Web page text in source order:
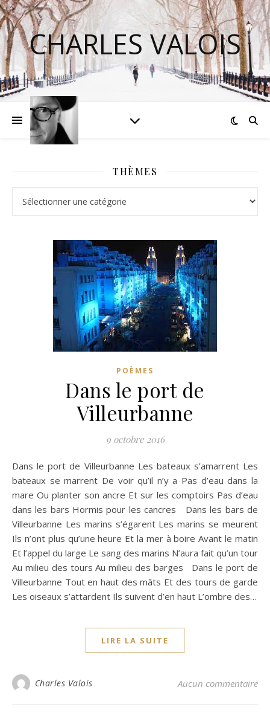
CHARLES VALOIS
THÈMES
POÈMES
Dans le port de
Villeurbanne
9 octobre 2016
Dans le port de Villeurbanne Les bateaux s’amarrent Les
bateaux se marrent De voir qu’il n’y a Pas d’eau dans la
mare Ou planter son ancre Et sur les comptoirs Pas d’eau
dans les bars Hormis pour les cancres Dans les bars de
Villeurbanne Les marins s’égarent Les marins se meurent
Ils n’ont plus qu’une heure Et la mer à boire Avant le matin
Et l’appel du large Le sang des marins N’aura fait qu’un tour
Au milieu des tours Au milieu des barges Dans le port de
Villeurbanne Tout en haut des mâts Et des tours de garde
Les oiseaux s’attardent Ils suivent d’en haut L’ombre des…
LIRE LA SUITE
Charles Valois Aucun commentaire